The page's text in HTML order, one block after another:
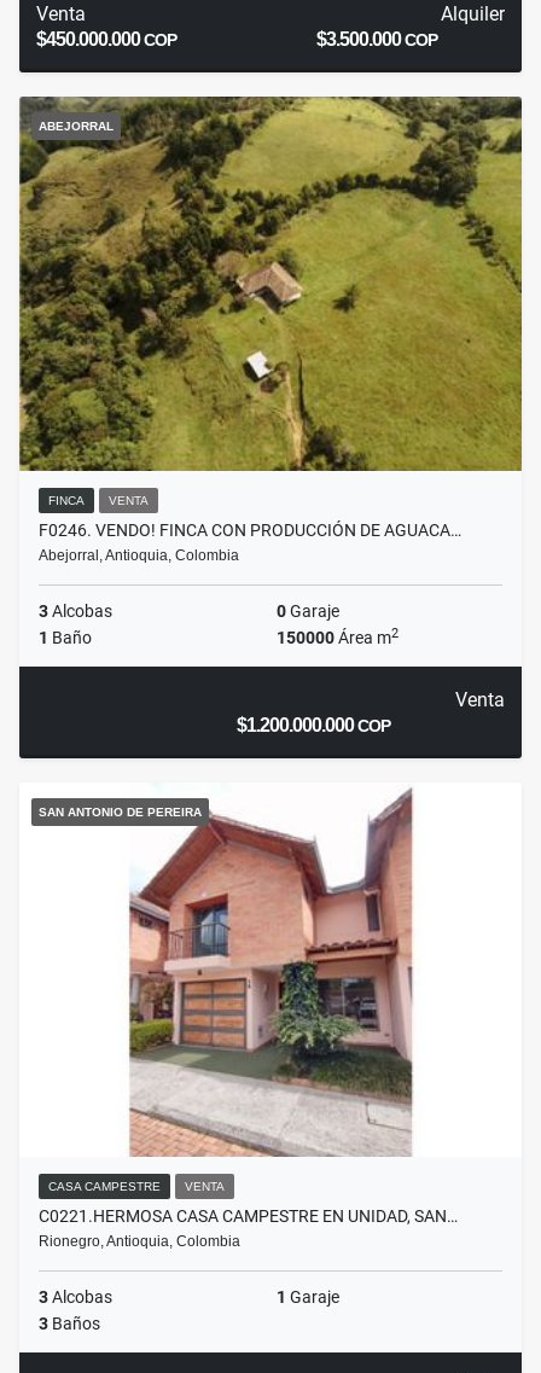
Venta
$450.000.000COP
Alquiler
$3.500.000COP
ABEJORRAL
FINCA VENTA
F0246. VENDO! FINCA CON PRODUCCIÓN DE AGUACA…
Abejorral, Antioquia, Colombia
3Alcobas 0Garaje
1 Baño 150000Área m2
Venta
$1.200.000.000COP
SAN ANTONIO DE PEREIRA
CASA CAMPESTRE VENTA
C0221.HERMOSA CASA CAMPESTRE EN UNIDAD, SAN…
Rionegro, Antioquia, Colombia
3Alcobas 1 Garaje
3 Baños